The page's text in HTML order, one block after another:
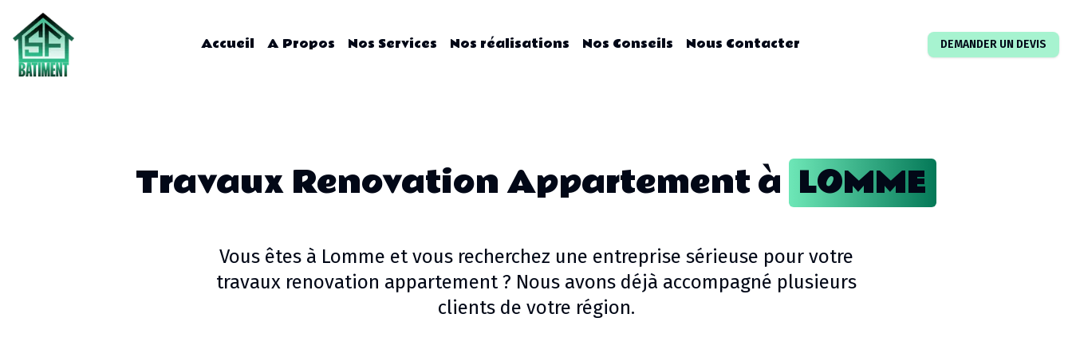
Accueil A Propos Nos Services Nos réalisations Nos Conseils Nous Contacter DEMANDER UN DEVIS
Travaux Renovation Appartementà LOMME
Vous êtes à Lomme et vous recherchez une entreprise sérieuse pour votre
travaux renovation appartement? Nous avons déjà accompagné plusieurs
clients de votre région.